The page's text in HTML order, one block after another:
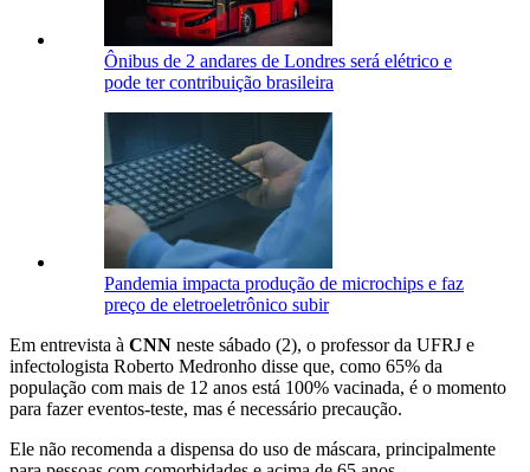
Ônibus de 2 andares de Londres será elétrico e
pode ter contribuição brasileira
Pandemia impacta produção de microchips e faz
preço de eletroeletrônico subir
Em entrevista à CNN neste sábado (2), o professor da UFRJ e
infectologista Roberto Medronho disse que, como 65% da
população com mais de 12 anos está 100% vacinada, é o momento
para fazer eventos-teste, mas é necessário precaução.
Ele não recomenda a dispensa do uso de máscara, principalmente